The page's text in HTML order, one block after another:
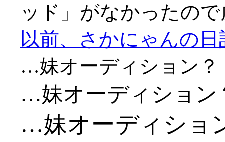
ッド」がなかったの
以前、さかにゃんの
…妹オーディション？
…妹オーディション
…妹オーディショ